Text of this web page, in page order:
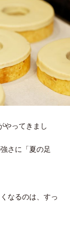
やってきまし
さに「夏の足
なるのは、すっ